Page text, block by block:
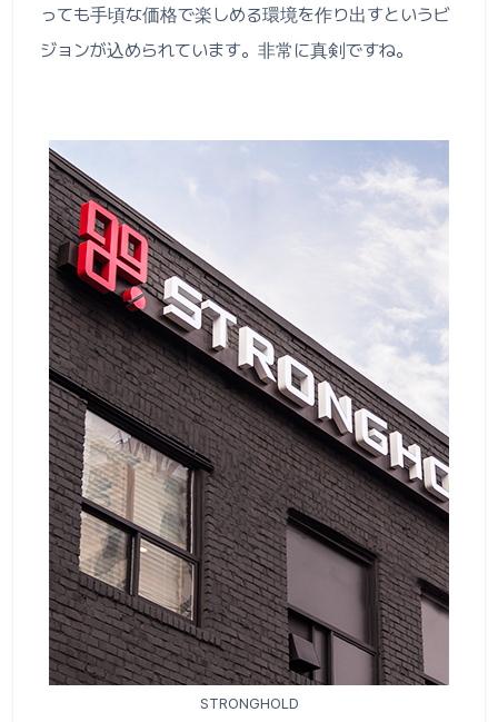
っても手頃な価格で楽しめる環境を作り出すというビ
ジョンが込められています。非常に真剣ですね。
STRONGHOLD